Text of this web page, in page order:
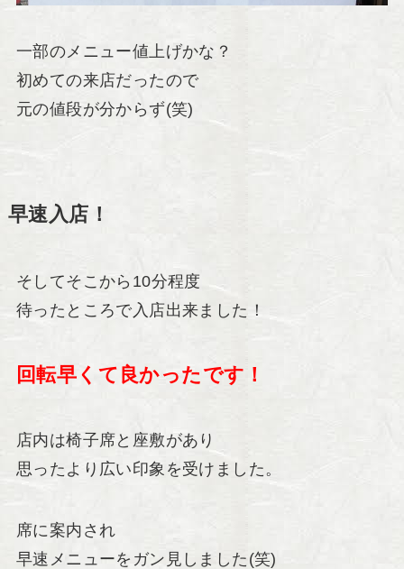
一部のメニュー値上げかな？
初めての来店だったので
元の値段が分からず(笑)
早速入店！
そしてそこから10分程度
待ったところで入店出来ました！
回転早くて良かったです！
店内は椅子席と座敷があり
思ったより広い印象を受けました。
席に案内され
早速メニューをガン見しました(笑)